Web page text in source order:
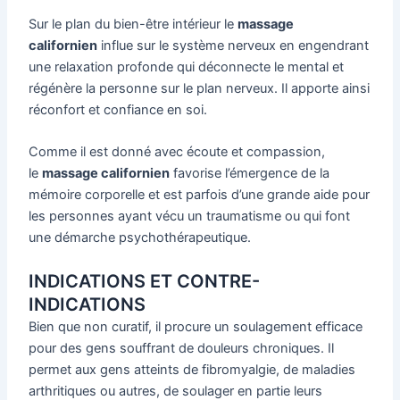
Sur le plan du bien-être intérieur lemassage
californien influe sur le système nerveux en engendrant
une relaxation profonde qui déconnecte le mental et
régénère la personne sur le plan nerveux. Il apporte ainsi
réconfort et confiance en soi.
Comme il est donné avec écoute et compassion,
lemassage californien favorise l’émergence de la
mémoire corporelle et est parfois d’une grande aide pour
les personnes ayant vécu un traumatisme ou qui font
une démarche psychothérapeutique.
INDICATIONS ET CONTRE-
INDICATIONS
Bien que non curatif, il procure un soulagement efficace
pour des gens souffrant de douleurs chroniques. Il
permet aux gens atteints de fibromyalgie, de maladies
arthritiques ou autres, de soulager en partie leurs